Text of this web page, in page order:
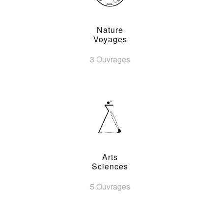
Nature
Voyages
3 Ouvrages
Arts
Sciences
5 Ouvrages